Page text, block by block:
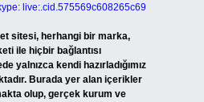
live:.cid.575569c608265c69
sitesi, herhangi bir marka,
ile hiçbir bağlantısı
yalnızca kendi hazırladığımız
Burada yer alan içerikler
olup, gerçek kurum ve